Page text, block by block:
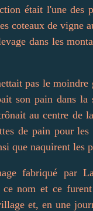
était l'une des
coteaux de vigne
dans les
pas le
son pain dans
au centre de
de pain pour
que naquirent les
fabriqué par
nom et ce
et, en une